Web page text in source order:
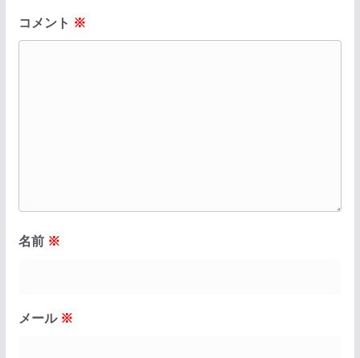
コメント ※
名前 ※
メール ※